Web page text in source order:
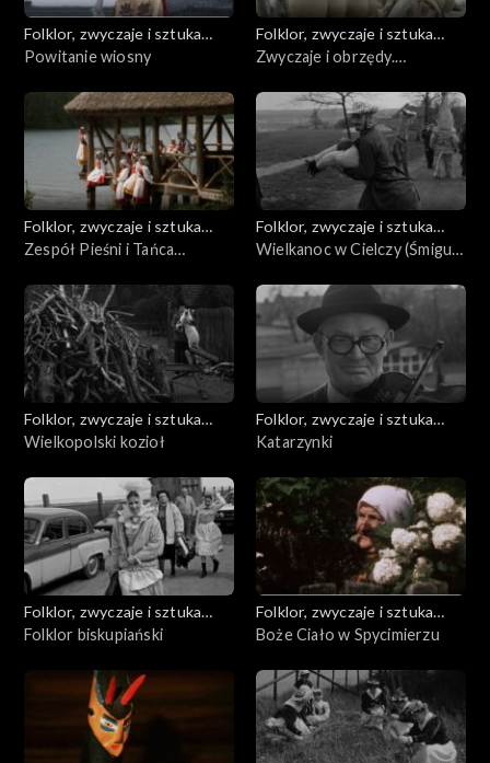
Folklor, zwyczaje i sztuka
ludowa
Powitanie wiosny
Folklor, zwyczaje i sztuka
ludowa
Zwyczaje i obrzędy.
Folklor, zwyczaje i sztuka
ludowa
Zespół Pieśni i Tańca
Folklor, zwyczaje i sztuka
ludowa
Wielkanoc w Cielczy (Śmigus
Folklor, zwyczaje i sztuka
ludowa
Wielkopolski kozioł
Folklor, zwyczaje i sztuka
ludowa
Katarzynki
Folklor, zwyczaje i sztuka
ludowa
Folklor biskupiański
Folklor, zwyczaje i sztuka
ludowa
Boże Ciało w Spycimierzu